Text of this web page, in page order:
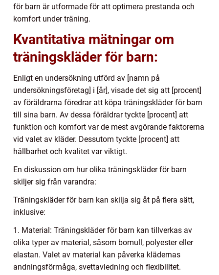
för barn är utformade för att optimera prestanda och
komfort under träning.
Kvantitativa mätningar om
träningskläder för barn:
Enligt en undersökning utförd av [namn på
undersökningsföretag] i [år], visade det sig att [procent]
av föräldrarna föredrar att köpa träningskläder för barn
till sina barn. Av dessa föräldrar tyckte [procent] att
funktion och komfort var de mest avgörande faktorerna
vid valet av kläder. Dessutom tyckte [procent] att
hållbarhet och kvalitet var viktigt.
En diskussion om hur olika träningskläder för barn
skiljer sig från varandra:
Träningskläder för barn kan skilja sig åt på flera sätt,
inklusive:
1. Material: Träningskläder för barn kan tillverkas av
olika typer av material, såsom bomull, polyester eller
elastan. Valet av material kan påverka klädernas
andningsförmåga, svettavledning och flexibilitet.